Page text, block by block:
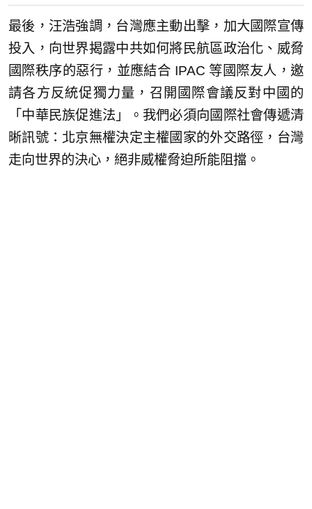
最後，汪浩強調，台灣應主動出擊，加大國際宣傳
投入，向世界揭露中共如何將民航區政治化、威脅
國際秩序的惡行，並應結合 IPAC 等國際友人，邀
請各方反統促獨力量，召開國際會議反對中國的
「中華民族促進法」。我們必須向國際社會傳遞清
晰訊號：北京無權決定主權國家的外交路徑，台灣
走向世界的決心，絕非威權脅迫所能阻擋。